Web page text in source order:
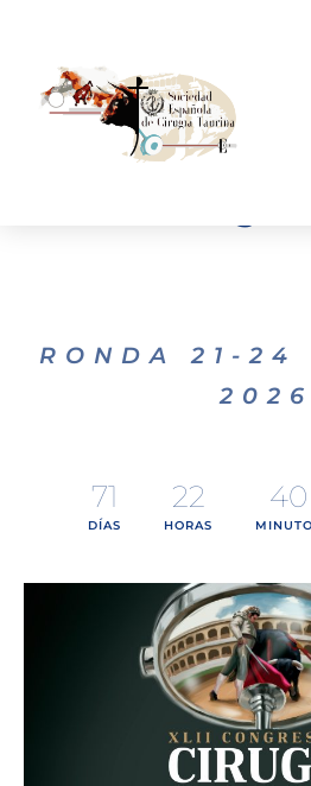
XLII
RONDA 21-24
2026
71
DÍAS
22
HORAS
40